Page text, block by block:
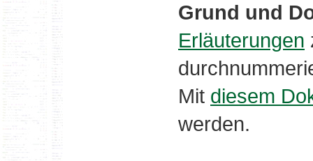
Grund und
Erläuterungen
Mit diesem
werden.